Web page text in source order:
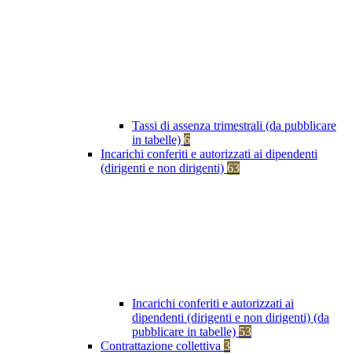
Tassi di assenza trimestrali (da pubblicare
in tabelle) 6
Incarichi conferiti e autorizzati ai dipendenti
(dirigenti e non dirigenti) 63
Incarichi conferiti e autorizzati ai
dipendenti (dirigenti e non dirigenti) (da
pubblicare in tabelle) 53
Contrattazione collettiva 3